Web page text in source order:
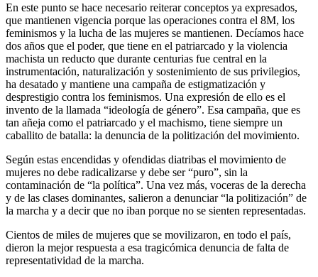
En este punto se hace necesario reiterar conceptos ya expresados,
que mantienen vigencia porque las operaciones contra el 8M, los
feminismos y la lucha de las mujeres se mantienen. Decíamos hace
dos años que el poder, que tiene en el patriarcado y la violencia
machista un reducto que durante centurias fue central en la
instrumentación, naturalización y sostenimiento de sus privilegios,
ha desatado y mantiene una campaña de estigmatización y
desprestigio contra los feminismos. Una expresión de ello es el
invento de la llamada “ideología de género”. Esa campaña, que es
tan añeja como el patriarcado y el machismo, tiene siempre un
caballito de batalla: la denuncia de la politización del movimiento.
Según estas encendidas y ofendidas diatribas el movimiento de
mujeres no debe radicalizarse y debe ser “puro”, sin la
contaminación de “la política”. Una vez más, voceras de la derecha
y de las clases dominantes, salieron a denunciar “la politización” de
la marcha y a decir que no iban porque no se sienten representadas.
Cientos de miles de mujeres que se movilizaron, en todo el país,
dieron la mejor respuesta a esa tragicómica denuncia de falta de
representatividad de la marcha.